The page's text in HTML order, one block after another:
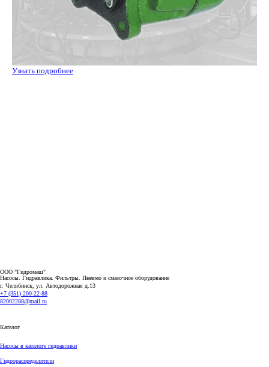
Узнать подробнее
ООО "Гидромаш"
Насосы. Гидравлика. Фильтры. Пневмо и смазочное оборудование
г. Челябинск, ул. Автодорожная д.13
+7 (351) 200-22-88
82002288@mail.ru
Каталог
Насосы в каталоге гидравлики
Гидрораспределители